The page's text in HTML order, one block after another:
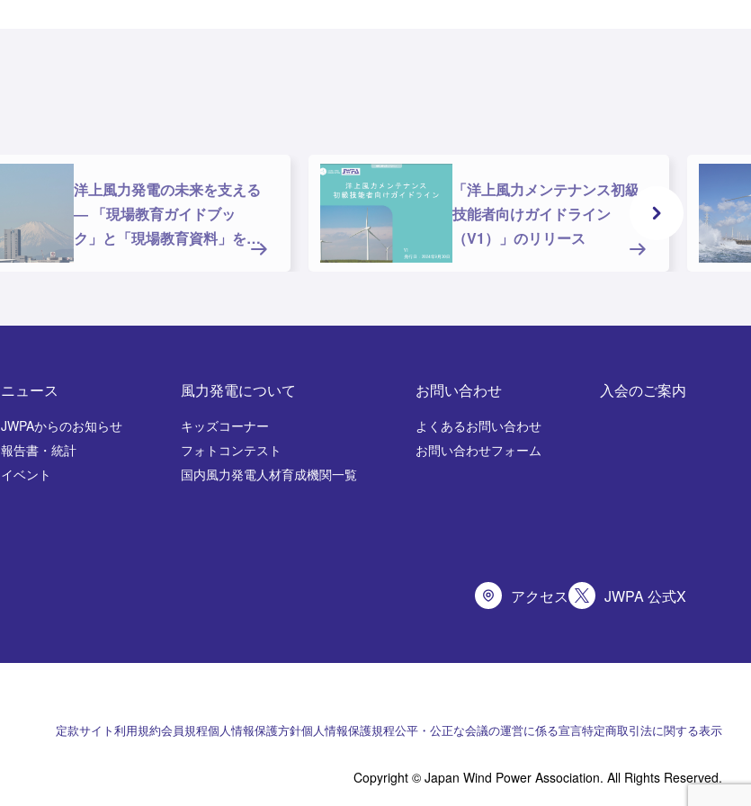
洋上風力発電の未来を支える
― 「現場教育ガイドブッ
ク」と「現場教育資料」を公
「洋上風力メンテナンス初級
技能者向けガイドライン
（V1）」のリリース
ニュース
JWPAからのお知らせ
報告書・統計
イベント
風力発電について
キッズコーナー
フォトコンテスト
国内風力発電人材育成機関一覧
お問い合わせ
よくあるお問い合わせ
お問い合わせフォーム
入会のご案内
アクセス JWPA 公式X
定款サイト利用規約会員規程個人情報保護方針個人情報保護規程公平・公正な会議の運営に係る宣言特定商取引法に関する表示
Copyright © Japan Wind Power Association. All Rights Reserved.